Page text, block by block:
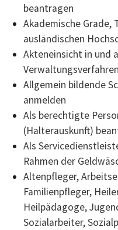
beantragen
Akademische Grade,
ausländischen
Akteneinsicht in und
Allgemein bildende
anmelden
Als berechtigte
(Halterauskunft)
Als
Rahmen der
Altenpfleger,
Familienpfleger,
Heilpädagoge,
Sozialarbeiter,